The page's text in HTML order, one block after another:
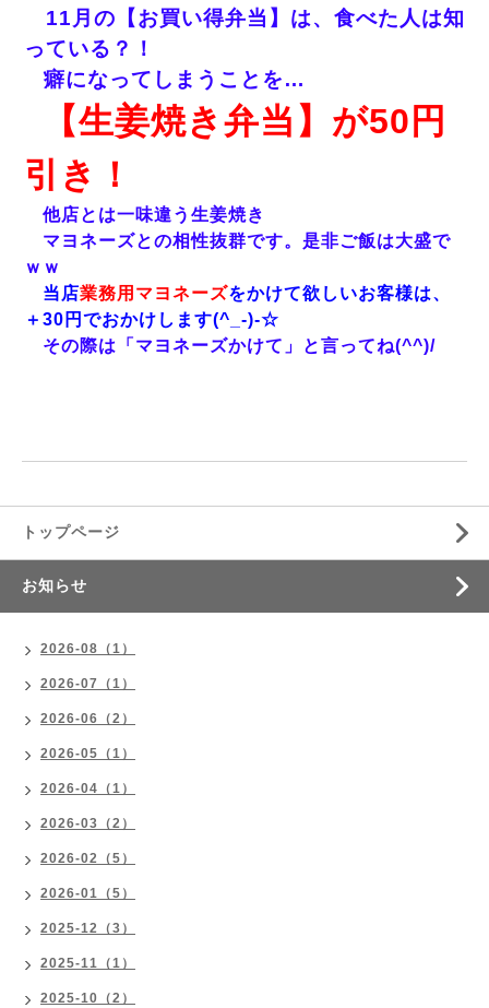
11月の【お買い得弁当】は、食べた人は知
っている？！
癖になってしまうことを…
【生姜焼き弁当】が50円
引き！
他店とは一味違う生姜焼き
マヨネーズとの相性抜群です。是非ご飯は大盛で
ｗｗ
当店業務用マヨネーズをかけて欲しいお客様は、
＋30円でおかけします(^_-)-☆
その際は「マヨネーズかけて」と言ってね(^^)/
トップページ
お知らせ
2026-08（1）
2026-07（1）
2026-06（2）
2026-05（1）
2026-04（1）
2026-03（2）
2026-02（5）
2026-01（5）
2025-12（3）
2025-11（1）
2025-10（2）